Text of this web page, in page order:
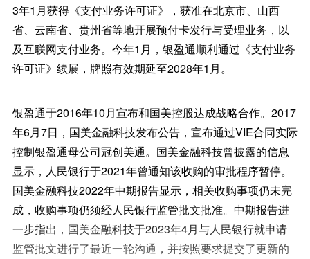
3年1月获得《支付业务许可证》，获准在北京市、山西
省、云南省、贵州省等地开展预付卡发行与受理业务，以
及互联网支付业务。今年1月，银盈通顺利通过《支付业务
许可证》续展，牌照有效期延至2028年1月。
银盈通于2016年10月宣布和国美控股达成战略合作。2017
年6月7日，国美金融科技发布公告，宣布通过VIE合同实际
控制银盈通母公司冠创美通。国美金融科技曾披露的信息
显示，人民银行于2021年曾通知该收购的审批程序暂停。
国美金融科技2022年中期报告显示，相关收购事项仍未完
成，收购事项仍须经人民银行监管批文批准。中期报告进
一步指出，国美金融科技于2023年4月与人民银行就申请
监管批文进行了最近一轮沟通，并按照要求提交了更新的